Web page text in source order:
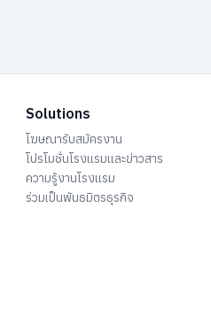
Solutions
โฆษณารับสมัครงาน
โปรโมชั่นโรงแรมและข่าวสาร
ความรู้งานโรงแรม
ร่วมเป็นพันธมิตรธุรกิจ